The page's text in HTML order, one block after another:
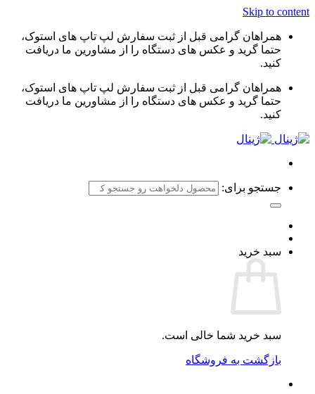
Skip to content
همراهان گرامی قبل از ثبت سفارش لپ تاپ های استوک،
حتما گرید و عکس های دستگاه را از مشاورین ما دریافت
کنید.
همراهان گرامی قبل از ثبت سفارش لپ تاپ های استوک،
حتما گرید و عکس های دستگاه را از مشاورین ما دریافت
کنید.
جستجو برای:
سبد خرید
سبد خرید شما خالی است.
بازگشت به فروشگاه